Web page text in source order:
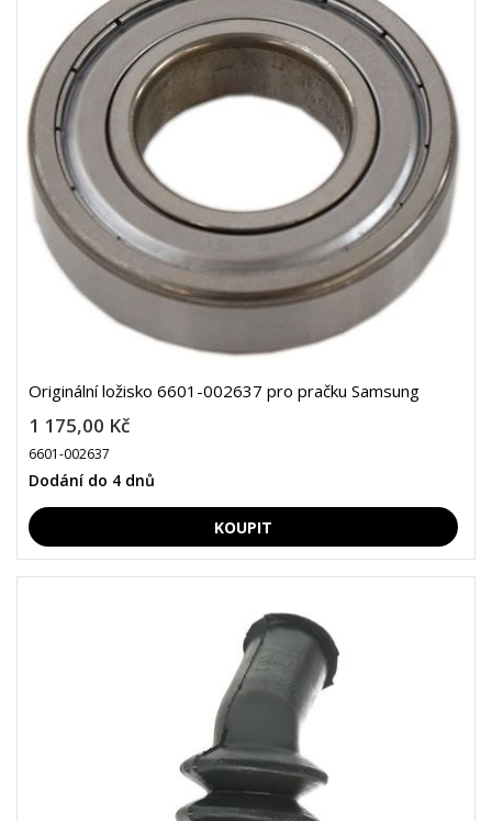
Originální ložisko 6601-002637 pro pračku Samsung
1 175,00 Kč
6601-002637
Dodání do 4 dnů